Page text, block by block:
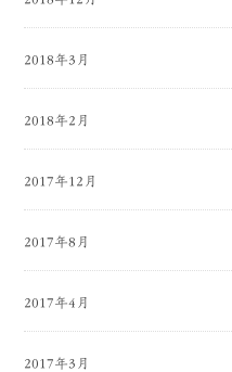
2018年3月
2018年2月
2017年12月
2017年8月
2017年4月
2017年3月